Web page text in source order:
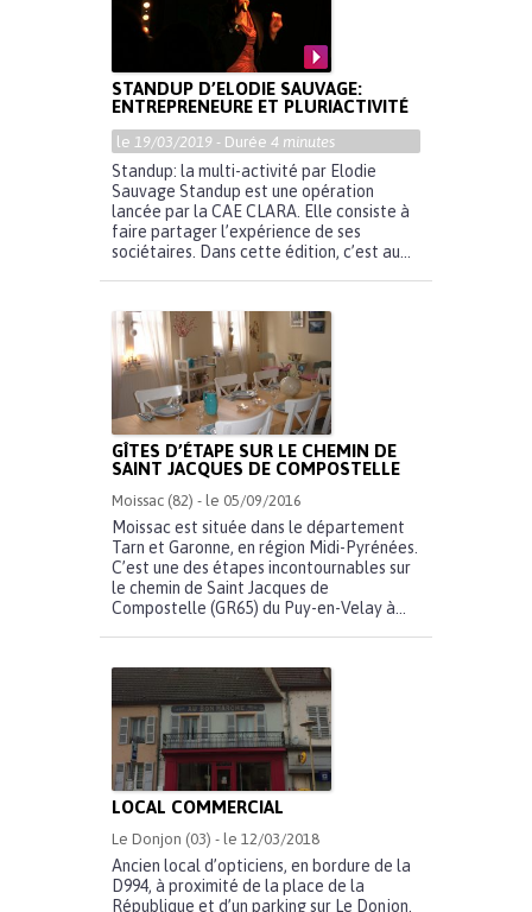
STANDUP D’ELODIE SAUVAGE:
ENTREPRENEURE ET PLURIACTIVITÉ
le 19/03/2019 - Durée 4 minutes
Standup: la multi-activité par Elodie
Sauvage Standup est une opération
lancée par la CAE CLARA. Elle consiste à
faire partager l’expérience de ses
sociétaires. Dans cette édition, c’est au...
GÎTES D’ÉTAPE SUR LE CHEMIN DE
SAINT JACQUES DE COMPOSTELLE
Moissac (82) - le 05/09/2016
Moissac est située dans le département
Tarn et Garonne, en région Midi-Pyrénées.
C’est une des étapes incontournables sur
le chemin de Saint Jacques de
Compostelle (GR65) du Puy-en-Velay à...
LOCAL COMMERCIAL
Le Donjon (03) - le 12/03/2018
Ancien local d’opticiens, en bordure de la
D994, à proximité de la place de la
République et d’un parking sur Le Donjon.